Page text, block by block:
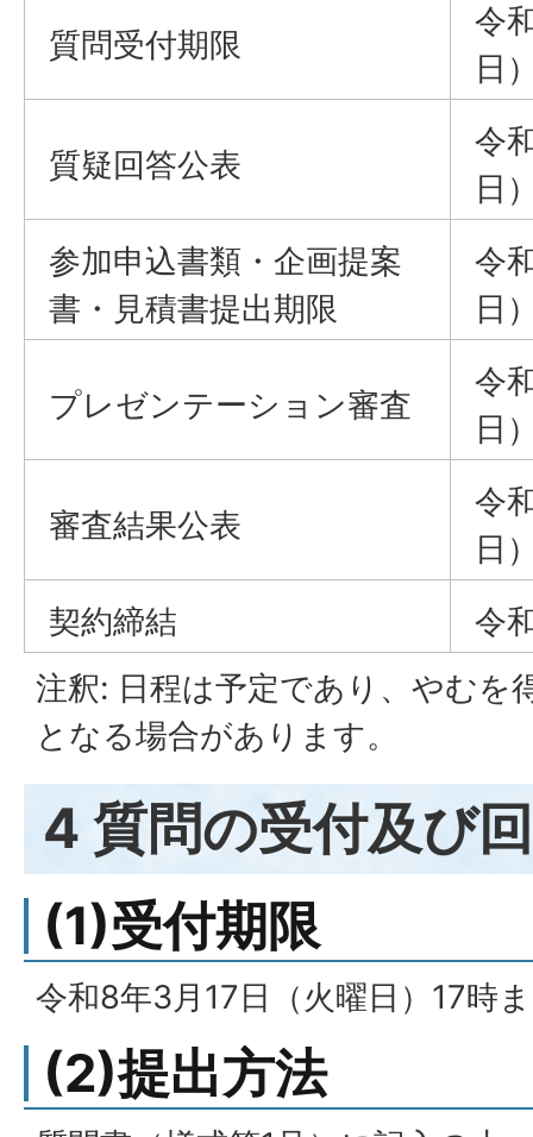
質問受付期限
令
日
質疑回答公表
令
日
参加申込書類・企画提案
書・見積書提出期限
令
日
プレゼンテーション審査
令
日
審査結果公表
令
日
契約締結
令
注釈: 日程は予定であり、やむを
となる場合があります。
4 質問の受付及び
(1)受付期限
令和8年3月17日（火曜日）17時
(2)提出方法